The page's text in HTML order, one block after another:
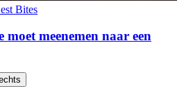
Bites
meenemen naar een